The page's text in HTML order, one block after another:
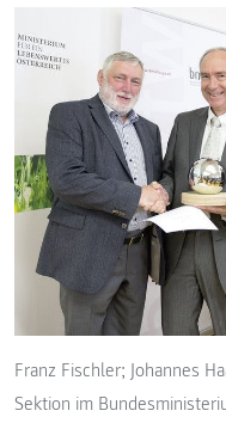
Franz Fischler; Johannes
Sektion im